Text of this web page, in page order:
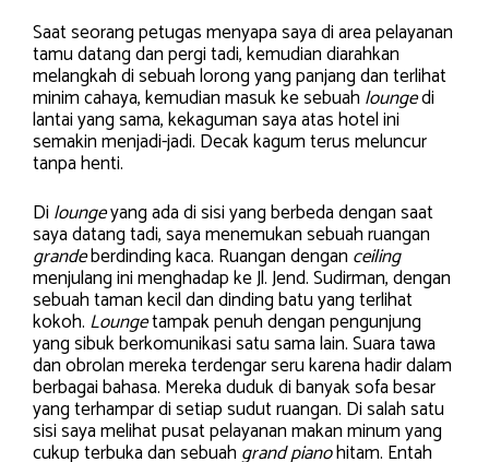
Saat seorang petugas menyapa saya di area pelayanan
tamu datang dan pergi tadi, kemudian diarahkan
melangkah di sebuah lorong yang panjang dan terlihat
minim cahaya, kemudian masuk ke sebuah loungedi
lantai yang sama, kekaguman saya atas hotel ini
semakin menjadi-jadi. Decak kagum terus meluncur
tanpa henti.
Di loungeyang ada di sisi yang berbeda dengan saat
saya datang tadi, saya menemukan sebuah ruangan
grandeberdinding kaca. Ruangan dengan ceiling
menjulang ini menghadap ke Jl. Jend. Sudirman, dengan
sebuah taman kecil dan dinding batu yang terlihat
kokoh. Loungetampak penuh dengan pengunjung
yang sibuk berkomunikasi satu sama lain. Suara tawa
dan obrolan mereka terdengar seru karena hadir dalam
berbagai bahasa. Mereka duduk di banyak sofa besar
yang terhampar di setiap sudut ruangan. Di salah satu
sisi saya melihat pusat pelayanan makan minum yang
cukup terbuka dan sebuahgrand pianohitam. Entah